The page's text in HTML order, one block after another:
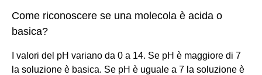
Come riconoscere se una molecola è acida o
basica?
I valori del pH variano da 0 a 14. Se pH è maggiore di 7
la soluzione è basica. Se pH è uguale a 7 la soluzione è